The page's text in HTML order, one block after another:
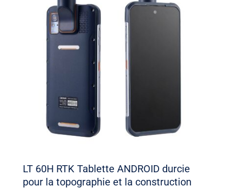
LT 60H RTK Tablette ANDROID durcie
pour la topographie et la construction